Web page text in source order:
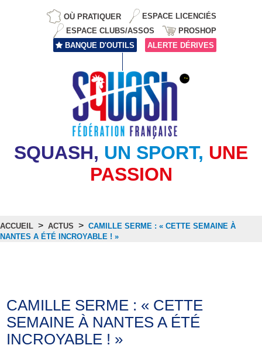
OÙ PRATIQUER
ESPACE LICENCIÉS
ESPACE CLUBS/ASSOS
PROSHOP
BANQUE D'OUTILS
ALERTE DÉRIVES
SQUASH, UN SPORT, UNE
PASSION
ACCUEIL > ACTUS > CAMILLE SERME : « CETTE SEMAINE À
NANTES A ÉTÉ INCROYABLE ! »
CAMILLE SERME : « CETTE
SEMAINE À NANTES A ÉTÉ
INCROYABLE ! »